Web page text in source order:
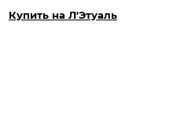
Купить на Л'Этуаль